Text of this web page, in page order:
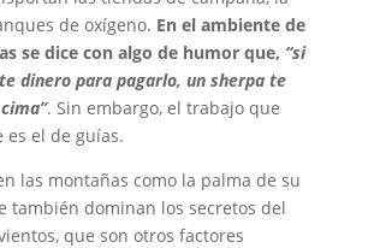
de oxígeno. En el ambiente de
se dice con algo de humor que, “si
dinero para pagarlo, un sherpa te
. Sin embargo, el trabajo que
es el de guías.
las montañas como la palma de su
también dominan los secretos del
que son otros factores